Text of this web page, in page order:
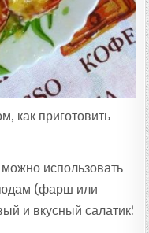
как приготовить
использовать
(фарш или
и вкусный салатик!